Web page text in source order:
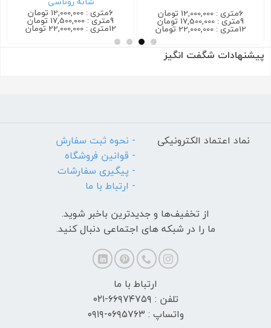
6متری : 12,000,000 تومان
9متری : 17,500,000 تومان
12متری : 22,000,000 تومان
6متری : 12,000,000 تومان
9متری : 17,500,000 تومان
12متری : 22,000,000 تومان
پیشنهادات شگفت انگیز
نماد اعتماد الکترونیکی
- نحوه ثبت سفارش
- قوانین فروشگاه
- پیگیری سفارشات
- ارتباط با ما
از تخفیف‌ها و جدیدترین‌ باخبر شوید.
ما را در شبکه های اجتماعی دنبال کنید.
ارتباط با ما
تلفن : ۶۶۹۷۴۷۵۹-۰۲۱
واتساپ : ۰۶۹۵۷۶۳-۰۹۱۹